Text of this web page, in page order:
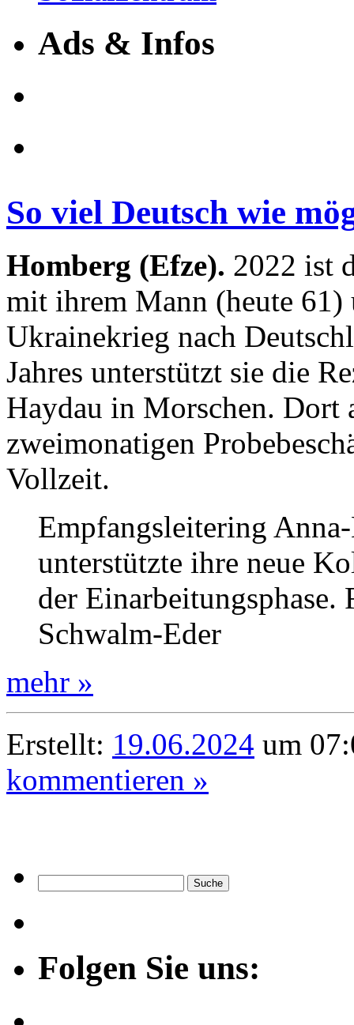
Ads & Infos
So viel Deutsch wie
Homberg (Efze). 2022 ist
mit ihrem Mann (heute 61)
Ukrainekrieg nach
Jahres unterstützt sie die
Haydau in Morschen. Dort
zweimonatigen
Vollzeit.
Empfangsleitering
unterstützte ihre neue
der Einarbeitungsphase.
Schwalm-Eder
mehr »
Erstellt: 19.06.2024 um
kommentieren »
Folgen Sie uns: